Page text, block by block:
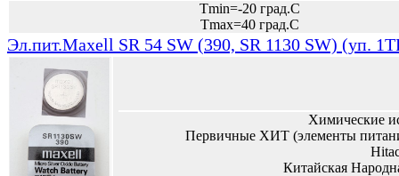
Tmin=-20 град.С
Tmax=40 град.С
Эл.пит.Maxell SR 54 SW (390, SR 1130 SW) (уп.
Химические
Первичные ХИТ (элементы
Китайская